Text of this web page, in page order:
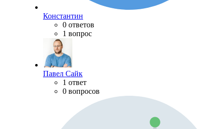
Константин
0 ответов
1 вопрос
Павел Сайк
1 ответ
0 вопросов